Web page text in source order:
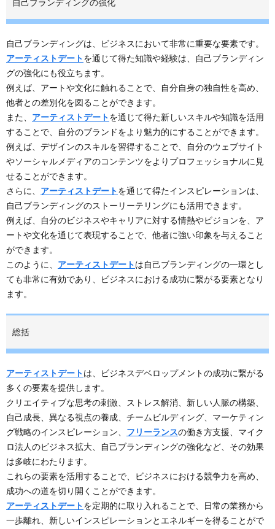
自己ブランディングの強化
自己ブランディングは、ビジネスにおいて非常に重要な要素です。
アーティストデートを通じて得た知識や経験は、自己ブランディン
グの強化にも役立ちます。
例えば、アートや文化に触れることで、自分自身の独自性を高め、
他者との差別化を図ることができます。
また、 アーティストデートを通じて得た新しいスキルや知識を活用
することで、自分のブランドをより魅力的にすることができます。
例えば、デザインのスキルを習得することで、自分のウェブサイト
やソーシャルメディアのコンテンツをよりプロフェッショナルに見
せることができます。
さらに、 アーティストデートを通じて得たインスピレーションは、
自己ブランディングのストーリーテリングにも活用できます。
例えば、自分のビジネスやキャリアに対する情熱やビジョンを、ア
ートや文化を通じて表現することで、他者に強い印象を与えること
ができます。
このように、 アーティストデートは自己ブランディングの一環とし
ても非常に有効であり、ビジネスにおける成功に繋がる要素となり
ます。
総括
アーティストデートは、ビジネスデベロップメントの成功に繋がる
多くの要素を提供します。
クリエイティブな思考の刺激、ストレス解消、新しい人脈の構築、
自己成長、異なる視点の養成、チームビルディング、マーケティン
グ戦略のインスピレーション、 フリーランスの働き方支援、マイク
ロ法人のビジネス拡大、自己ブランディングの強化など、その効果
は多岐にわたります。
これらの要素を活用することで、ビジネスにおける競争力を高め、
成功への道を切り開くことができます。
アーティストデートを定期的に取り入れることで、日常の業務から
一歩離れ、新しいインスピレーションとエネルギーを得ることがで